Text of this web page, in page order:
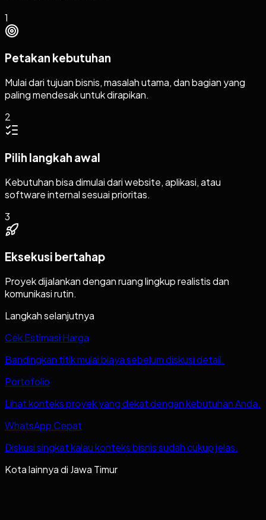
1
Petakan kebutuhan
Mulai dari tujuan bisnis, masalah utama, dan bagian yang
paling mendesak untuk dirapikan.
2
Pilih langkah awal
Kebutuhan bisa dimulai dari website, aplikasi, atau
software internal sesuai prioritas.
3
Eksekusi bertahap
Proyek dijalankan dengan ruang lingkup realistis dan
komunikasi rutin.
Langkah selanjutnya
Cek Estimasi Harga
Bandingkan titik mulai biaya sebelum diskusi detail.
Portofolio
Lihat konteks proyek yang dekat dengan kebutuhan Anda.
WhatsApp Cepat
Diskusi singkat kalau konteks bisnis sudah cukup jelas.
Kota lainnya di Jawa Timur